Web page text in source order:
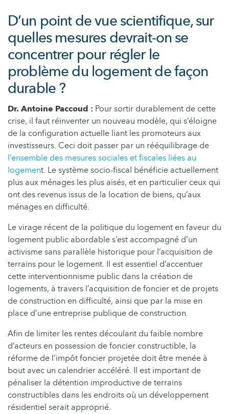
D’un point de vue scientifique, sur
quelles mesures devrait-on se
concentrer pour régler le
problème du logement de façon
durable ?
Dr. Antoine Paccoud : Pour sortir durablement de cette
crise, il faut réinventer un nouveau modèle, qui s’éloigne
de la configuration actuelle liant les promoteurs aux
investisseurs. Ceci doit passer par un rééquilibrage de
l’ensemble des mesures sociales et fiscales liées au
logement. Le système socio-fiscal bénéficie actuellement
plus aux ménages les plus aisés, et en particulier ceux qui
ont des revenus issus de la location de biens, qu’aux
ménages en difficulté.
Le virage récent de la politique du logement en faveur du
logement public abordable s’est accompagné d’un
activisme sans parallèle historique pour l’acquisition de
terrains pour le logement. Il est essentiel d’accentuer
cette interventionnisme public dans la création de
logements, à travers l’acquisition de foncier et de projets
de construction en difficulté, ainsi que par la mise en
place d’une entreprise publique de construction.
Afin de limiter les rentes découlant du faible nombre
d’acteurs en possession de foncier constructible, la
réforme de l’impôt foncier projetée doit être menée à
bout avec un calendrier accéléré. Il est important de
pénaliser la détention improductive de terrains
constructibles dans les endroits où un développement
résidentiel serait approprié.